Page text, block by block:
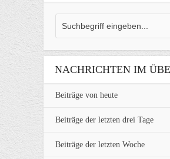
NACHRICHTEN IM
Beiträge von heute
Beiträge der letzten drei Tage
Beiträge der letzten Woche